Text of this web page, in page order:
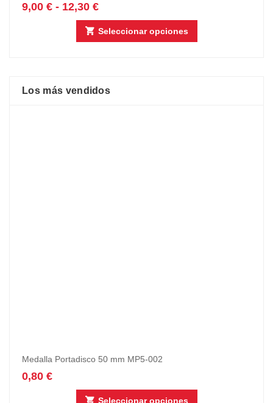
9,00 € - 12,30 €
Seleccionar opciones
Los más vendidos
Medalla Portadisco 50 mm MP5-002
0,80 €
Seleccionar opciones